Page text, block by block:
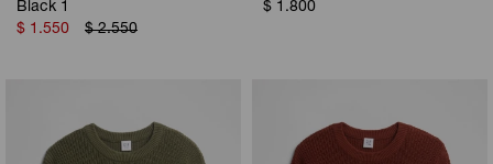
Black 1
$ 1.550 $ 2.550
$ 1.800